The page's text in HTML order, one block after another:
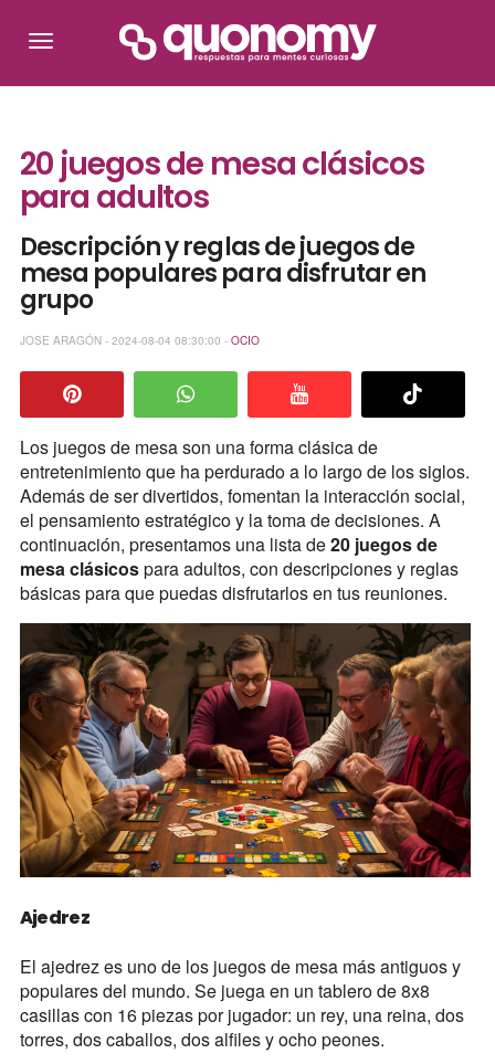
20 juegos de mesa clásicos
para adultos
Descripción y reglas de juegos de
mesa populares para disfrutar en
grupo
JOSE ARAGÓN - 2024-08-04 08:30:00 - OCIO
Los juegos de mesa son una forma clásica de
entretenimiento que ha perdurado a lo largo de los siglos.
Además de ser divertidos, fomentan la interacción social,
el pensamiento estratégico y la toma de decisiones. A
continuación, presentamos una lista de20 juegos de
mesa clásicospara adultos, con descripciones y reglas
básicas para que puedas disfrutarlos en tus reuniones.
Ajedrez
El ajedrez es uno de los juegos de mesa más antiguos y
populares del mundo. Se juega en un tablero de 8x8
casillas con 16 piezas por jugador: un rey, una reina, dos
torres, dos caballos, dos alfiles y ocho peones.